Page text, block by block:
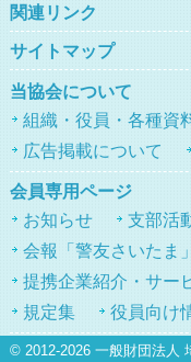
関連リンク
サイトマップ
当協会について
組織・役員・各種資
広告掲載について
会員専用ページ
お知らせ
支部活
会報「警友さいたま」
提携企業紹介・サー
規定集
役員向け
© 2012-2026一般財団法人